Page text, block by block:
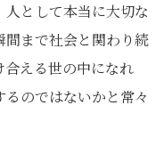
として本当に大切な
間まで社会と関わり続
える世の中になれ
のではないかと常々